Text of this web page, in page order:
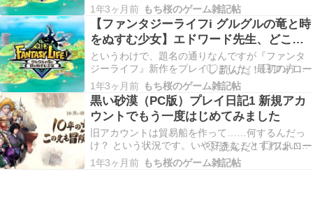
う。というところで、どこからともなく鉄枷が飛
んできてホネゴンの足にガッチャン！現れたのは
アンおばさん。え、あの巨大な鉄の塊一人でぶん
投げたの……？ いや、深く考えないようにしよ
う。アンお…
1年3ヶ月前 もち桜のゲーム雑記帖
【ファンタジーライフi グルグルの竜と時
をぬすむ少女】エドワード先生、どこ行
っちゃったの？【プレイ日記1】
というわけで、題名の通りなんですが『ファンタ
ジーライフ』新作をプレイしました。最初の方を
ちょこっとだけ。 キャラメイクはこんな感じ。全
国的に気温が上がってきたのでさわやかに。名前
はデフォルトでアイちゃんなんですね。それとも
ランダムだったりするのか？ 最初に選んだライフ
は「傭兵」…
1年3ヶ月前 もち桜のゲーム雑記帖
黒い砂漠（PC版）プレイ日記1 新規アカ
ウントでもう一度はじめてみました
旧アカウントは貿易船を作って……何するんだっ
け？ という状況です。いや好きなことすればいい
んですが、貢献度投資先の見直しとか労働者とか
倉庫とかその他いろいろかつての自分が何を思っ
1年3ヶ月前 もち桜のゲーム雑記帖